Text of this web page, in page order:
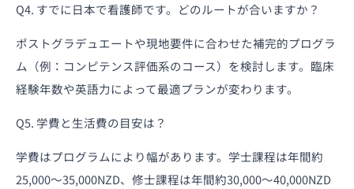
Q4. すでに日本で看護師です。どのルートが合いますか？
ポストグラデュエートや現地要件に合わせた補完的プログラ
ム（例：コンピテンス評価系のコース）を検討します。臨床
経験年数や英語力によって最適プランが変わります。
Q5. 学費と生活費の目安は？
学費はプログラムにより幅があります。学士課程は年間約
25,000〜35,000NZD、修士課程は年間約30,000〜40,000NZD